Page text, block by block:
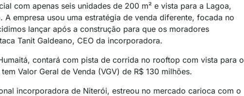
com apenas seis unidades de 200 m² e vista para a Lagoa,
A empresa usou uma estratégia de venda diferente, focada no
lançar após a construção para que os moradores
Tanit Galdeano, CEO da incorporadora.
contará com pista de corrida no rooftop com vista para o
Valor Geral de Venda (VGV) de R$ 130 milhões.
incorporadora de Niterói, estreou no mercado carioca com o